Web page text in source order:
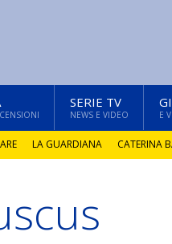
SERIE TV
NEWS E VIDEO E
LA GUARDIANA CATERINA